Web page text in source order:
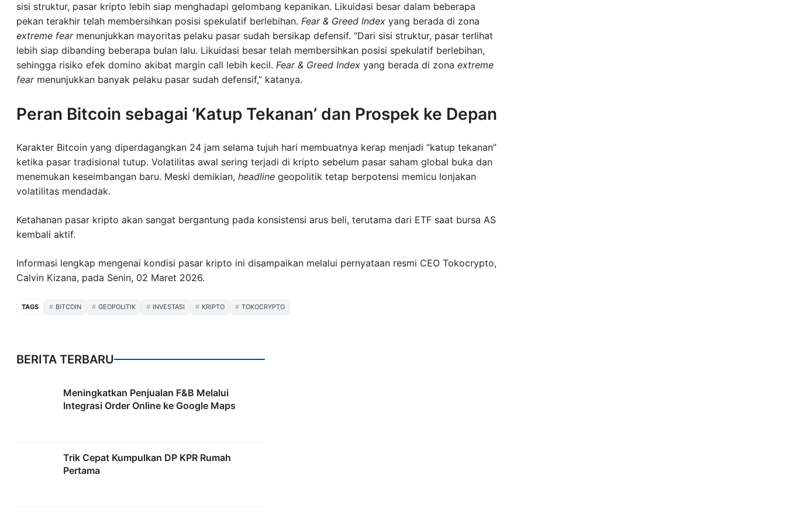
sisi struktur, pasar kripto lebih siap menghadapi gelombang kepanikan. Likuidasi besar dalam beberapa
pekan terakhir telah membersihkan posisi spekulatif berlebihan. Fear & Greed Index yang berada di zona
extreme fearmenunjukkan mayoritas pelaku pasar sudah bersikap defensif. “Dari sisi struktur, pasar terlihat
lebih siap dibanding beberapa bulan lalu. Likuidasi besar telah membersihkan posisi spekulatif berlebihan,
sehingga risiko efek domino akibat margin call lebih kecil. Fear & Greed Index yang berada di zona extreme
fearmenunjukkan banyak pelaku pasar sudah defensif,” katanya.
Peran Bitcoin sebagai ‘Katup Tekanan’ dan Prospek ke Depan
Karakter Bitcoin yang diperdagangkan 24 jam selama tujuh hari membuatnya kerap menjadi “katup tekanan”
ketika pasar tradisional tutup. Volatilitas awal sering terjadi di kripto sebelum pasar saham global buka dan
menemukan keseimbangan baru. Meski demikian, headline geopolitik tetap berpotensi memicu lonjakan
volatilitas mendadak.
Ketahanan pasar kripto akan sangat bergantung pada konsistensi arus beli, terutama dari ETF saat bursa AS
kembali aktif.
Informasi lengkap mengenai kondisi pasar kripto ini disampaikan melalui pernyataan resmi CEO Tokocrypto,
Calvin Kizana, pada Senin, 02 Maret 2026.
TAGS BITCOIN GEOPOLITIK INVESTASI KRIPTO TOKOCRYPTO
BERITA TERBARU
Meningkatkan Penjualan F&B Melalui
Integrasi Order Online ke Google Maps
Trik Cepat Kumpulkan DP KPR Rumah
Pertama